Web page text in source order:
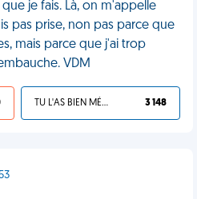
je fais. Là, on m'appelle
pas prise, non pas parce que
mais parce que j'ai trop
VDM
TU L'AS BIEN MÉRITÉ 3 148